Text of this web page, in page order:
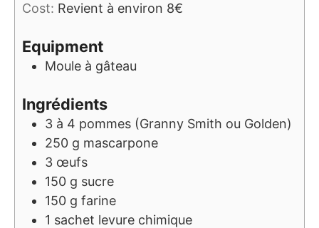
Cost: Revient à environ 8€
Equipment
Moule à gâteau
Ingrédients
3 à 4 pommes (Granny Smith ou Golden)
250 g mascarpone
3 œufs
150 g sucre
150 g farine
1 sachet levure chimique